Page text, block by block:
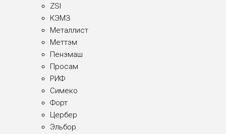
ZSI
КЭМЗ
Металлист
Меттэм
Пензмаш
Просам
РИФ
Симеко
Форт
Цербер
Эльбор